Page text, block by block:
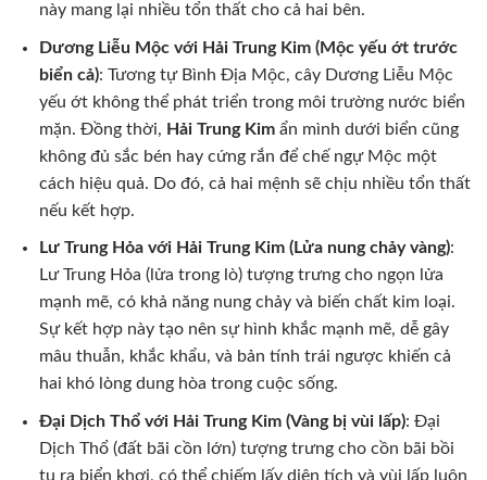
này mang lại nhiều tổn thất cho cả hai bên.
Dương Liễu Mộc với Hải Trung Kim (Mộc yếu ớt trước
biển cả): Tương tự Bình Địa Mộc, cây Dương Liễu Mộc
yếu ớt không thể phát triển trong môi trường nước biển
mặn. Đồng thời, Hải Trung Kimẩn mình dưới biển cũng
không đủ sắc bén hay cứng rắn để chế ngự Mộc một
cách hiệu quả. Do đó, cả hai mệnh sẽ chịu nhiều tổn thất
nếu kết hợp.
Lư Trung Hỏa với Hải Trung Kim (Lửa nung chảy vàng):
Lư Trung Hỏa (lửa trong lò) tượng trưng cho ngọn lửa
mạnh mẽ, có khả năng nung chảy và biến chất kim loại.
Sự kết hợp này tạo nên sự hình khắc mạnh mẽ, dễ gây
mâu thuẫn, khắc khẩu, và bản tính trái ngược khiến cả
hai khó lòng dung hòa trong cuộc sống.
Đại Dịch Thổ với Hải Trung Kim (Vàng bị vùi lấp): Đại
Dịch Thổ (đất bãi cồn lớn) tượng trưng cho cồn bãi bồi
tụ ra biển khơi, có thể chiếm lấy diện tích và vùi lấp luôn